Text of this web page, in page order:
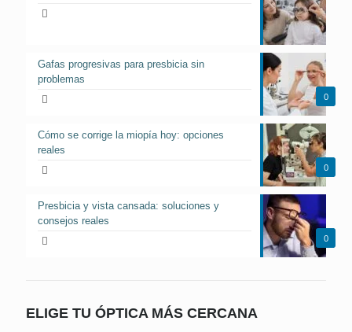
0
Gafas progresivas para presbicia sin
problemas
0
Cómo se corrige la miopía hoy: opciones
reales
0
Presbicia y vista cansada: soluciones y
consejos reales
ELIGE TU ÓPTICA MÁS CERCANA